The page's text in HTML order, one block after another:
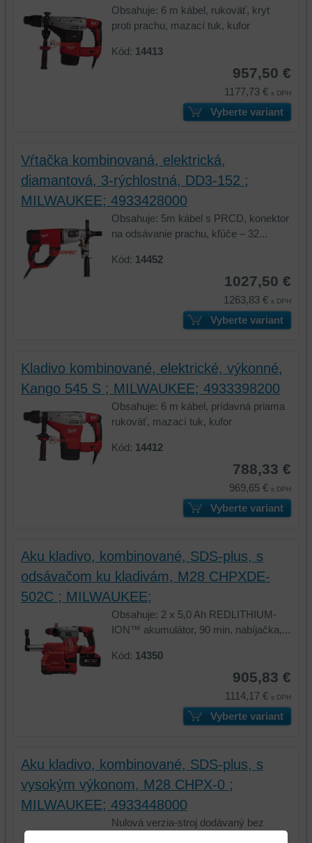
Obsahuje: 6 m kábel, rukoväť, kryt
proti prachu, mazací tuk, kufor
Kód: 14413
957,50 €
1177,73 € s DPH
Vyberte variant
Vŕtačka kombinovaná, elektrická,
diamantová, 3-rýchlostná, DD3-152 ;
MILWAUKEE; 4933428000
Obsahuje: 5m kábel s PRCD, konektor
na odsávanie prachu, kľúče – 32...
Kód: 14452
1027,50 €
1263,83 € s DPH
Vyberte variant
Kladivo kombinované, elektrické, výkonné,
Kango 545 S ; MILWAUKEE; 4933398200
Obsahuje: 6 m kábel, prídavná priama
rukoväť, mazací tuk, kufor
Kód: 14412
788,33 €
969,65 € s DPH
Vyberte variant
Aku kladivo, kombinované, SDS-plus, s
odsávačom ku kladivám, M28 CHPXDE-
502C ; MILWAUKEE;
Obsahuje: 2 x 5,0 Ah REDLITHIUM-
ION™ akumulátor, 90 min. nabíjačka,...
Kód: 14350
905,83 €
1114,17 € s DPH
Vyberte variant
Aku kladivo, kombinované, SDS-plus, s
vysokým výkonom, M28 CHPX-0 ;
MILWAUKEE; 4933448000
Nulová verzia-stroj dodávaný bez